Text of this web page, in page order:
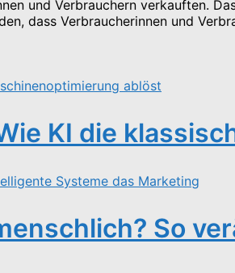
und Verbrauchern verkauften.
dass Verbraucherinnen und
KI die
So